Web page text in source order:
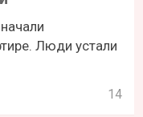
Люди устали
14